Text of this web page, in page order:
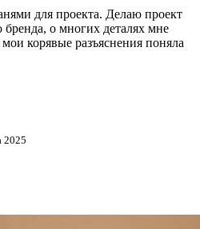
для проекта. Делаю проект
бренда, о многих деталях мне
корявые разъяснения поняла
2025